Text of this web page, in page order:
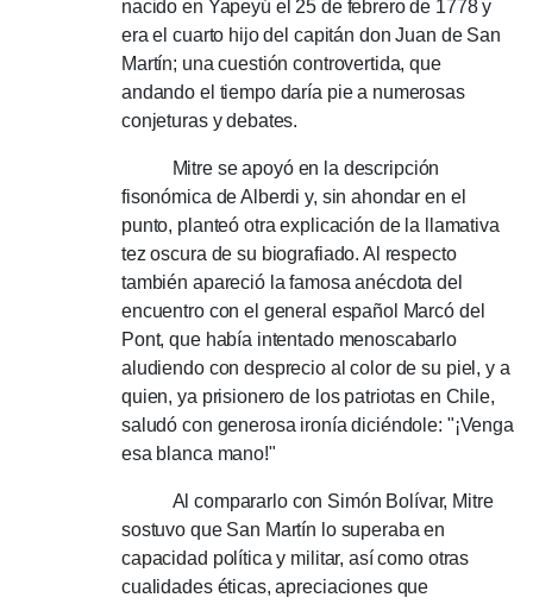
nacido en Yapeyú el 25 de febrero de 1778 y
era el cuarto hijo del capitán don Juan de San
Martín; una cuestión controvertida, que
andando el tiempo daría pie a numerosas
conjeturas y debates.
Mitre se apoyó en la descripción
fisonómica de Alberdi y, sin ahondar en el
punto, planteó otra explicación de la llamativa
tez oscura de su biografiado.Al respecto
también apareció la famosa anécdota del
encuentro con el general español Marcó del
Pont, que había intentado menoscabarlo
aludiendo con desprecio al color de su piel, y a
quien, ya prisionero de los patriotas en Chile,
saludó con generosa ironía diciéndole: "¡Venga
esa blanca mano!"
Al compararlo con Simón Bolívar, Mitre
sostuvo que San Martín lo superaba en
capacidad política y militar, así como otras
cualidades éticas, apreciaciones que